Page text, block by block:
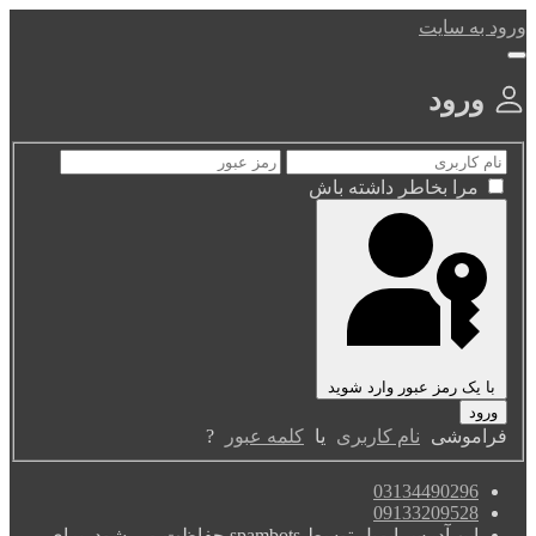
ورود به سایت
ورود
مرا بخاطر داشته باش
با یک رمز عبور وارد شوید
فراموشی نام کاربری یا کلمه عبور ?
03134490296
09133209528